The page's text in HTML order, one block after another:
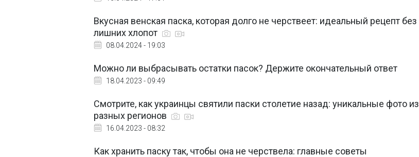
Вкусная венская паска, которая долго не черствеет: идеальный рецепт без
лишних хлопот
08.04.2024 - 19:03
Можно ли выбрасывать остатки пасок? Держите окончательный ответ
18.04.2023 - 09:49
Смотрите, как украинцы святили паски столетие назад: уникальные фото из
разных регионов
16.04.2023 - 08:32
Как хранить паску так, чтобы она не черствела: главные советы